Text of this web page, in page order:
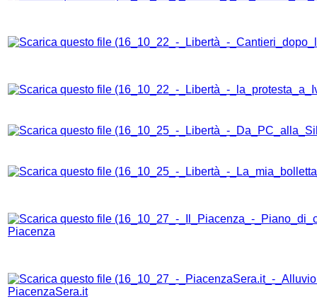
Piacenza
PiacenzaSera.it